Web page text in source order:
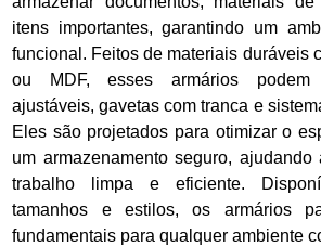
itens importantes, garantindo um
funcional. Feitos de materiais duráveis
ou MDF, esses armários podem
ajustáveis, gavetas com tranca e
Eles são projetados para otimizar o
um armazenamento seguro,
trabalho limpa e eficiente.
tamanhos e estilos, os armários
fundamentais para qualquer ambiente